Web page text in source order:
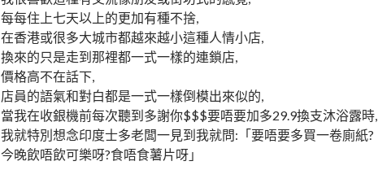
每每住上七天以上的更加有種不捨,
在香港或很多大城市都越來越小這種人情小店,
換來的只是走到那裡都一式一樣的連鎖店,
價格高不在話下,
店員的語氣和對白都是一式一樣倒模出來似的,
當我在收銀機前每次聽到多謝你$$$要唔要加多29.9換支沐浴露時,
我就特別想念印度士多老闆一見到我就問:「要唔要多買一卷廁紙?
今晚飲唔飲可樂呀?食唔食薯片呀」